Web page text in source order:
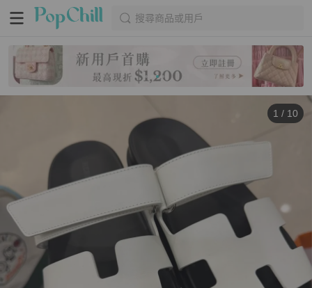
搜尋商品或用戶
1 / 10